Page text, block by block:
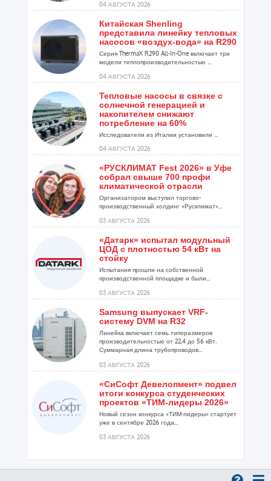
04 АВГУСТА 2026
Китайская Shenling
представила линейку тепловых
насосов «воздух-вода» на R290
Серия ThermaX R290 All-In-One включает три
модели теплопроизводительностью ...
04 АВГУСТА 2026
Тепловые насосы в связке с
солнечной генерацией и
накопителем снижают
потребление на 60%
Исследователи из Италии установили ...
04 АВГУСТА 2026
«РУСКЛИМАТ Fest 2026» в Уфе
собрал свыше 700 профи
климатической отрасли
Организатором выступил торгово-
производственный холдинг «Русклимат»...
03 АВГУСТА 2026
«Датарк» испытал модульный
ЦОД с плотностью 54 кВт на
стойку
Испытания прошли на собственной
производственной площадке и были...
03 АВГУСТА 2026
Samsung выпускает VRF-
систему DVM на R32
Линейка включает семь типоразмеров
производительностью от 22,4 до 56 кВт.
Суммарная длина трубопроводов...
03 АВГУСТА 2026
«СиСофт Девелопмент» подвел
итоги конкурса студенческих
проектов «ТИМ-лидеры 2026»
Новый сезон конкурса «ТИМ-лидеры» стартует
уже в сентябре 2026 года...
03 АВГУСТА 2026